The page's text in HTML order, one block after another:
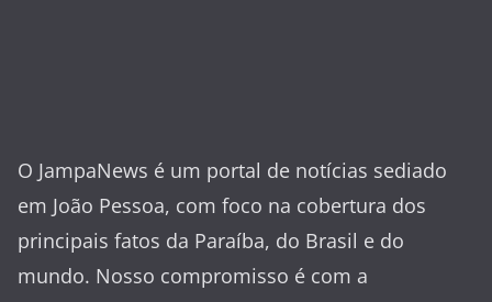
O JampaNews é um portal de notícias sediado
em João Pessoa, com foco na cobertura dos
principais fatos da Paraíba, do Brasil e do
mundo. Nosso compromisso é com a